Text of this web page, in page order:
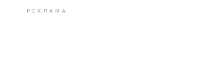
РЕКЛАМА